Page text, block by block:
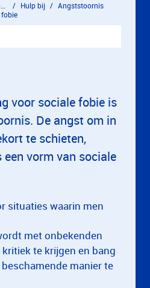
Hulp bij
Angststoornis
fobie
voor sociale fobie is
De angst om in
te schieten,
vorm van sociale
situaties waarin men
met onbekenden
te krijgen en bang
manier te